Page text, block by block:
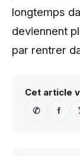
longtemps
deviennent
par rentrer
Cet article
✆
f